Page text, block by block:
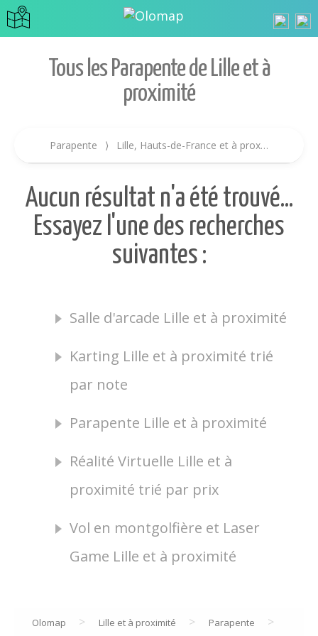
Tous les Parapente de Lille et à
proximité
Parapente ⟩ Lille, Hauts-de-France et à proximité
Aucun résultat n'a été trouvé...
Essayez l'une des recherches
suivantes :
Salle d'arcade Lille et à proximité
Karting Lille et à proximité trié
par note
Parapente Lille et à proximité
Réalité Virtuelle Lille et à
proximité trié par prix
Vol en montgolfière et Laser
Game Lille et à proximité
Olomap > Lille et à proximité > Parapente >